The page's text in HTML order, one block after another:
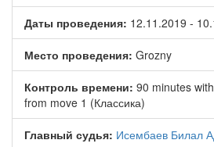
Даты проведения: 12.11.2019 -
Место проведения: Grozny
Контроль времени: 90 minutes
from move 1 (Классика)
Главный судья: Исембаев Билал